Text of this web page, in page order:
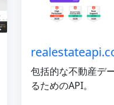
包括的な不動産デ
るためのAPI。